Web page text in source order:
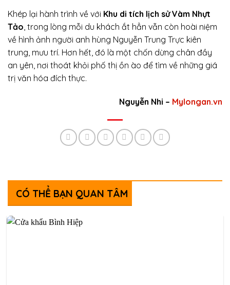
Khép lại hành trình về với Khu di tích lịch sử Vàm Nhựt
Tảo, trong lòng mỗi du khách ắt hẳn vẫn còn hoài niệm
về hình ảnh người anh hùng Nguyễn Trung Trực kiên
trung, mưu trí. Hơn hết, đó là một chốn dừng chân đầy
an yên, nơi thoát khỏi phố thị ồn ào để tìm về những giá
trị văn hóa đích thực.
Nguyễn Nhi – Mylongan.vn
CÓ THỂ BẠN QUAN TÂM